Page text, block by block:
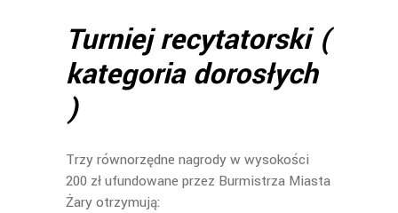
Turniej recytatorski (
kategoria dorosłych
)
Trzy równorzędne nagrody w wysokości
200 zł ufundowane przez Burmistrza Miasta
Żary otrzymują: